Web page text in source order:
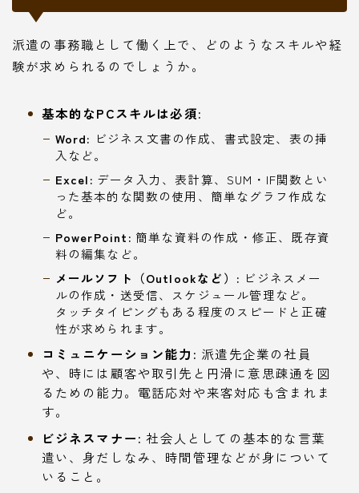
派遣の事務職として働く上で、どのようなスキルや経
験が求められるのでしょうか。
基本的なPCスキルは必須:
Word: ビジネス文書の作成、書式設定、表の挿
入など。
Excel: データ入力、表計算、SUM・IF関数とい
った基本的な関数の使用、簡単なグラフ作成な
ど。
PowerPoint: 簡単な資料の作成・修正、既存資
料の編集など。
メールソフト（Outlookなど）: ビジネスメー
ルの作成・送受信、スケジュール管理など。
タッチタイピングもある程度のスピードと正確
性が求められます。
コミュニケーション能力: 派遣先企業の社員
や、時には顧客や取引先と円滑に意思疎通を図
るための能力。電話応対や来客対応も含まれま
す。
ビジネスマナー: 社会人としての基本的な言葉
遣い、身だしなみ、時間管理などが身について
いること。